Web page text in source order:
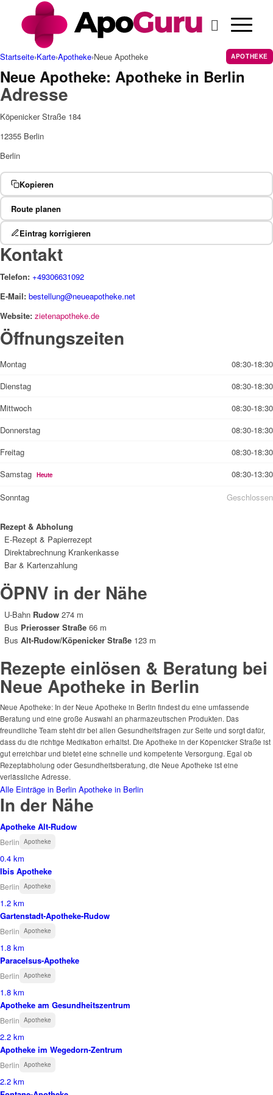
Startseite›Karte›Apotheke›Neue Apotheke APOTHEKE
Neue Apotheke: Apotheke in Berlin
Adresse
Köpenicker Straße 184
12355 Berlin
Berlin
Kopieren
Route planen
Eintrag korrigieren
Kontakt
Telefon: +49306631092
E-Mail: bestellung@neueapotheke.net
Website: zietenapotheke.de
Öffnungszeiten
Montag
08:30-18:30
Dienstag
08:30-18:30
Mittwoch
08:30-18:30
Donnerstag
08:30-18:30
Freitag
08:30-18:30
Samstag Heute
08:30-13:30
Sonntag
Geschlossen
Rezept & Abholung
E-Rezept & Papierrezept
Direktabrechnung Krankenkasse
Bar & Kartenzahlung
ÖPNV in der Nähe
U-Bahn Rudow 274 m
Bus Prierosser Straße 66 m
Bus Alt-Rudow/Köpenicker Straße 123 m
Rezepte einlösen & Beratung bei
Neue Apotheke in Berlin
Neue Apotheke: In der Neue Apotheke in Berlin findest du eine umfassende
Beratung und eine große Auswahl an pharmazeutischen Produkten. Das
freundliche Team steht dir bei allen Gesundheitsfragen zur Seite und sorgt dafür,
dass du die richtige Medikation erhältst. Die Apotheke in der Köpenicker Straße ist
gut erreichbar und bietet eine schnelle und kompetente Versorgung. Egal ob
Rezeptabholung oder Gesundheitsberatung, die Neue Apotheke ist eine
verlässliche Adresse.
Alle Einträge in Berlin Apotheke in Berlin
In der Nähe
Apotheke Alt-Rudow
Berlin Apotheke
0.4 km
Ibis Apotheke
Berlin Apotheke
1.2 km
Gartenstadt-Apotheke-Rudow
Berlin Apotheke
1.8 km
Paracelsus-Apotheke
Berlin Apotheke
1.8 km
Apotheke am Gesundheitszentrum
Berlin Apotheke
2.2 km
Apotheke im Wegedorn-Zentrum
Berlin Apotheke
2.2 km
Cannabis Rezept & Blüten CannaZen.de